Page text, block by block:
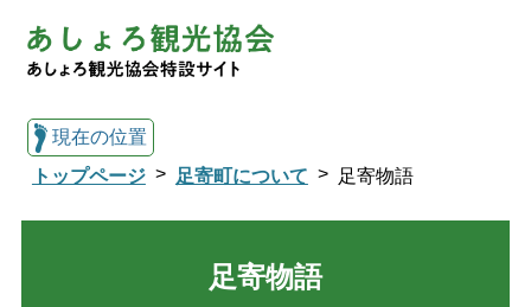
現在の位置
トップページ
足寄町について 足寄物語
足寄物語